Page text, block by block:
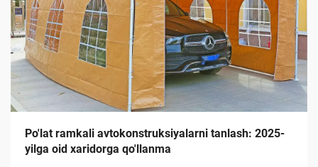
Po'lat ramkali avtokonstruksiyalarni tanlash: 2025-
yilga oid xaridorga qo'llanma